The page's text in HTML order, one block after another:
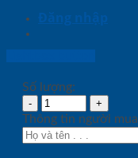
Đăng nhập
Số lượng:
Thông tin người mua